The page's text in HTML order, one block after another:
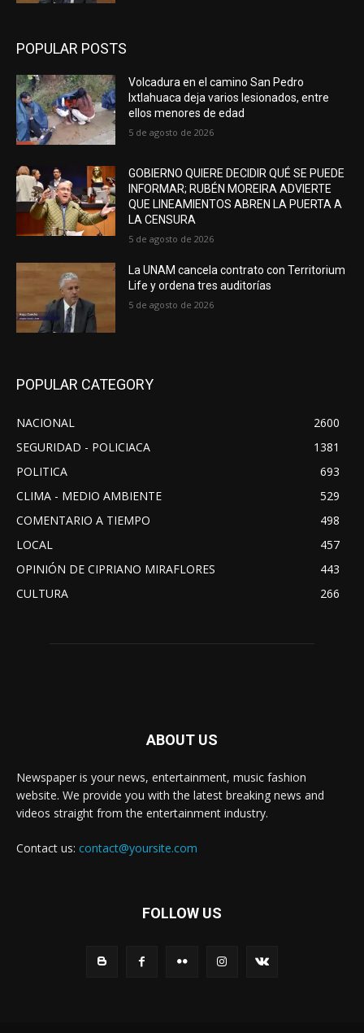
POPULAR POSTS
Volcadura en el camino San Pedro
Ixtlahuaca deja varios lesionados, entre
ellos menores de edad
5 de agosto de 2026
GOBIERNO QUIERE DECIDIR QUÉ SE PUEDE
INFORMAR; RUBÉN MOREIRA ADVIERTE
QUE LINEAMIENTOS ABREN LA PUERTA A
LA CENSURA
5 de agosto de 2026
La UNAM cancela contrato con Territorium
Life y ordena tres auditorías
5 de agosto de 2026
POPULAR CATEGORY
NACIONAL
2600
SEGURIDAD - POLICIACA
1381
POLITICA
693
CLIMA - MEDIO AMBIENTE
529
COMENTARIO A TIEMPO
498
LOCAL
457
OPINIÓN DE CIPRIANO MIRAFLORES
443
CULTURA
266
ABOUT US
Newspaper is your news, entertainment, music fashion
website. We provide you with the latest breaking news and
videos straight from the entertainment industry.
Contact us: contact@yoursite.com
FOLLOW US